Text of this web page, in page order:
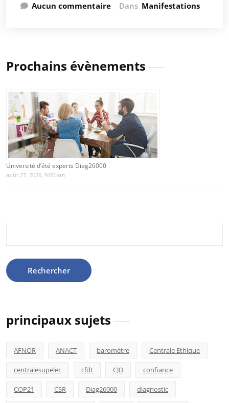
Aucun commentaire Dans Manifestations
Prochains évènements
Université d’été experts Diag26000
août 27, 2026, 9:00 am
principaux sujets
AFNOR ANACT baromètre Centrale Ethique
centralesupelec cfdt CJD confiance
COP21 CSR Diag26000 diagnostic